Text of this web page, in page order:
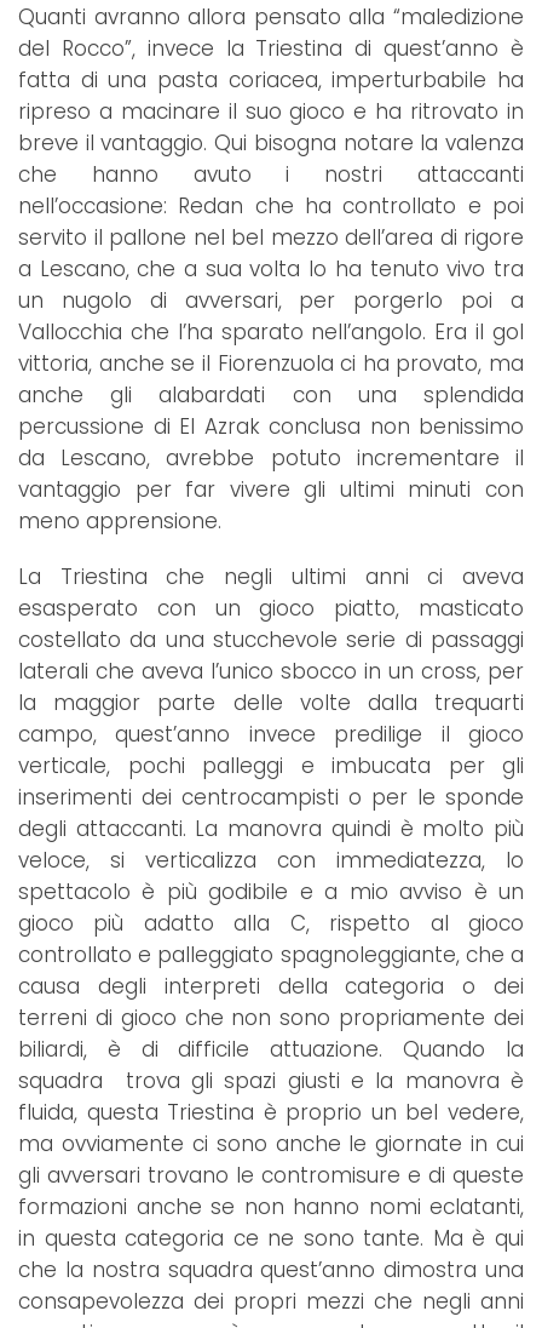
Quanti avranno allora pensato alla “maledizione
del Rocco”, invece la Triestina di quest’anno è
fatta di una pasta coriacea, imperturbabile ha
ripreso a macinare il suo gioco e ha ritrovato in
breve il vantaggio. Qui bisogna notare la valenza
che hanno avuto i nostri attaccanti
nell’occasione: Redan che ha controllato e poi
servito il pallone nel bel mezzo dell’area di rigore
a Lescano, che a sua volta lo ha tenuto vivo tra
un nugolo di avversari, per porgerlo poi a
Vallocchia che l’ha sparato nell’angolo. Era il gol
vittoria, anche se il Fiorenzuola ci ha provato, ma
anche gli alabardati con una splendida
percussione di El Azrak conclusa non benissimo
da Lescano, avrebbe potuto incrementare il
vantaggio per far vivere gli ultimi minuti con
meno apprensione.
La Triestina che negli ultimi anni ci aveva
esasperato con un gioco piatto, masticato
costellato da una stucchevole serie di passaggi
laterali che aveva l’unico sbocco in un cross, per
la maggior parte delle volte dalla trequarti
campo, quest’anno invece predilige il gioco
verticale, pochi palleggi e imbucata per gli
inserimenti dei centrocampisti o per le sponde
degli attaccanti. La manovra quindi è molto più
veloce, si verticalizza con immediatezza, lo
spettacolo è più godibile e a mio avviso è un
gioco più adatto alla C, rispetto al gioco
controllato e palleggiato spagnoleggiante, che a
causa degli interpreti della categoria o dei
terreni di gioco che non sono propriamente dei
biliardi, è di difficile attuazione. Quando la
squadra trova gli spazi giusti e la manovra è
fluida, questa Triestina è proprio un bel vedere,
ma ovviamente ci sono anche le giornate in cui
gli avversari trovano le contromisure e di queste
formazioni anche se non hanno nomi eclatanti,
in questa categoria ce ne sono tante. Ma è qui
che la nostra squadra quest’anno dimostra una
consapevolezza dei propri mezzi che negli anni